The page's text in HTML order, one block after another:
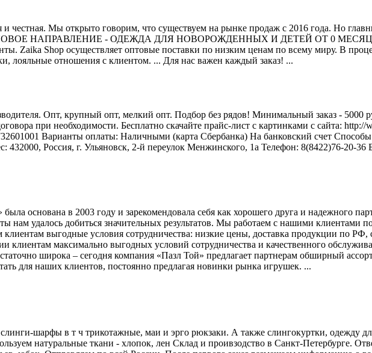
и честная. Мы открыто говорим, что существуем на рынке продаж с 2016 года. Но
НОВОЕ НАПРАВЛЕНИЕ - ОДЕЖДА ДЛЯ НОВОРОЖДЕННЫХ И ДЕТЕЙ ОТ 0
Zaika Shop осуществляет оптовые поставки по низким ценам по всему миру. В
лояльные отношения с клиентом. ... Для нас важен каждый заказ! ...
Опт, крупный опт, мелкий опт. Подбор без рядов! Минимальный заказ - 5000
при необходимости. Бесплатно скачайте прайс-лист с картинками с сайта:
Варианты оплаты: Наличными (карта Сбербанка) На банковский счет Способы
Россия, г. Ульяновск, 2-й переулок Менжинского, 1а Телефон: 8(8422)76-20-36
основана в 2003 году и зарекомендовала себя как хорошего друга и надежного
нам удалось добиться значительных результатов. Мы работаем с нашими клиентами
выгодные условия сотрудничества: низкие цены, доставка продукции по РФ,
клиентам максимально выгодных условий сотрудничества и качественного
широка – сегодня компания «Пазл Той» предлагает партнерам обширный
для наших клиентов, постоянно предлагая новинки рынка игрушек. ...
шарфы в т ч трикотажные, маи и эрго рюкзаки. А также слингокуртки, одежду
натуральные ткани - хлопок, лен Склад и проивзодство в Санкт-Петербурге.